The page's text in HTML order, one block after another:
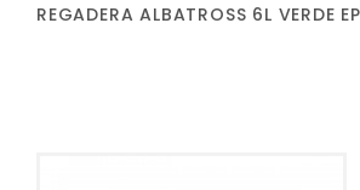
REGADERA ALBATROSS 6L VERDE